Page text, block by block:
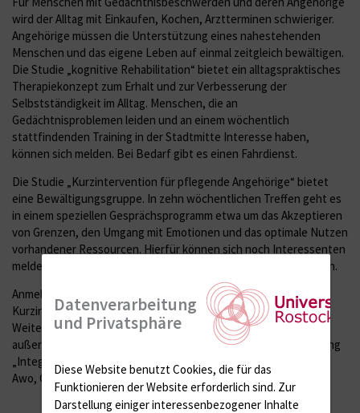
wird der Alltag mit Einkaufen, Kochen, Arztterminen schwieriger.
Angehörige müssen die Unterstützung eines nahestehenden
Menschen und das eigene Leben auf einmal zeitgleich bewältigen.
Die Studie „kognitive Rehabilitation“ bietet ein alltagspraktisches
Therapiekonzept zum Erhalt und zur Verbesserung der
Selbstständigkeit im Alltag. Menschen, die an
Gedächtnisproblemen leiden und an einem wöchentlich
stattfindenden Training in der Stadtmitte Interesse haben,
können sich melden. Bei Bedarf gibt es einen Fahrdienst.
Die Studie „Kurzintervention für pflegende Angehörige“ bietet
eine Bewältigungsgruppe. In zehn wöchentlichen Treffen geht es
in einem speziellen Gesprächsprogramm etwa um das Akzeptieren
von Grenzen, den Umgang mit Emotionen und das optimale Nutzen
vorhandener Ressourcen. Hierfür können sich noch Interessenten
melden, die eine seelische Unterstützung bei der Pflege suchen.
Anmeldung: Kognitive Rehabilitation Tel. 0381/494 96 18,
Kurzintervention für pflegende Angehörige Tel. 0381/494 94 75.
Weitere Informationen erhalten Betroffene und Angehörige
außerdem am 13. Januar 2015 um 15 Uhr bei der Infoveranstaltung
„Integrierte Demenzbehandlung in Rostock“ im Börgerhus der
Awo, Gerüstbauerring 28 in Rostock.
Datenverarbeitung
und Privatsphäre
Diese Website benutzt Cookies, die für das
Funktionieren der Website erforderlich sind. Zur
Darstellung einiger interessenbezogener Inhalte